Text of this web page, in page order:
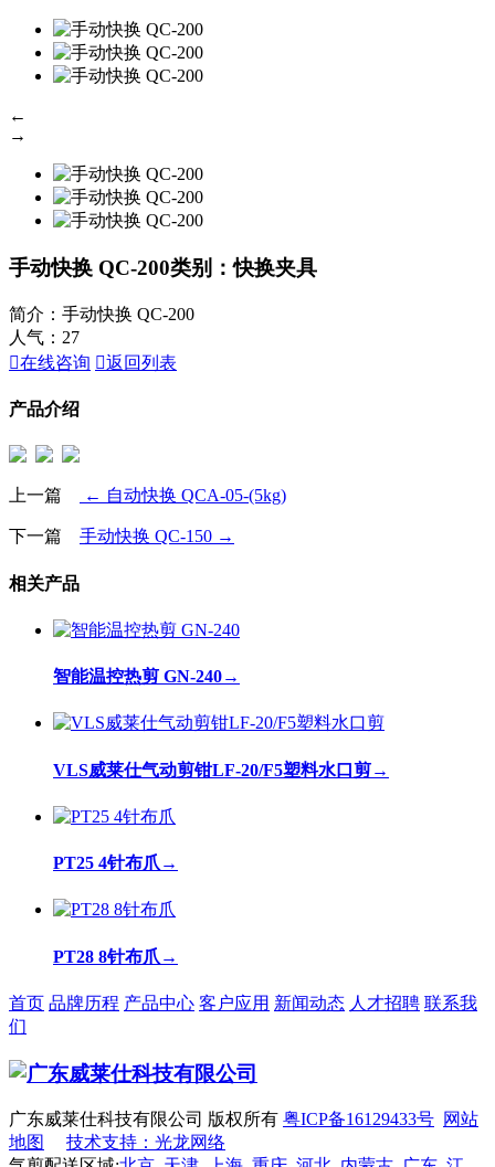
←
→
手动快换 QC-200类别：快换夹具
简介：手动快换 QC-200
人气： 27
在线咨询 返回列表
产品介绍
上一篇 ← 自动快换 QCA-05-(5kg)
下一篇 手动快换 QC-150 →
相关产品
智能温控热剪 GN-240→
VLS威莱仕气动剪钳LF-20/F5塑料水口剪→
PT25 4针布爪 →
PT28 8针布爪 →
首页 品牌历程 产品中心 客户应用 新闻动态 人才招聘 联系我
们
广东威莱仕科技有限公司 版权所有 粤ICP备16129433号 网站
地图
技术支持：光龙网络